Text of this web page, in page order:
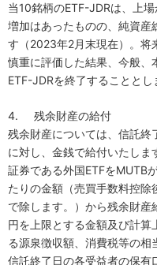
当10銘柄のETF-JDRは、上
増加はあったものの、純資産
す（2023年2月末現在）。将
慎重に評価した結果、今般、
ETF-JDRを終了することとし
4. 残余財産の給付
残余財産については、信託終
に対し、金銭で給付いたし
証券である外国ETFをMUTB
たりの金額（売買手数料控
で除します。）から残余財産
円を上限とする金額及び計算
る源泉徴収額、消費税等の
信託終了日の各受益者の保有